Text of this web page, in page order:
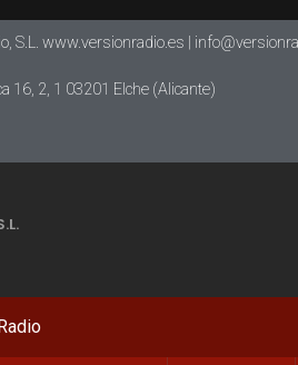
S.L. www.versionradio.es |
16, 2, 1 03201 Elche (Alicante)